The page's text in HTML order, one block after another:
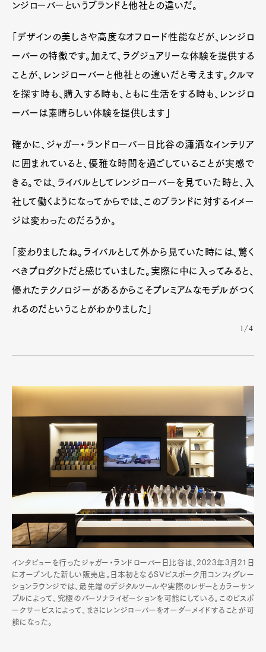
ンジローバーというブランドと他社との違いだ。
「デザインの美しさや高度なオフロード性能などが、レンジロ
ーバーの特徴です。加えて、ラグジュアリーな体験を提供する
ことが、レンジローバーと他社との違いだと考えます。クルマ
を探す時も、購入する時も、ともに生活をする時も、レンジロ
ーバーは素晴らしい体験を提供します」
確かに、ジャガー・ランドローバー日比谷の瀟洒なインテリア
に囲まれていると、優雅な時間を過ごしていることが実感で
きる。では、ライバルとしてレンジローバーを見ていた時と、入
社して働くようになってからでは、このブランドに対するイメー
ジは変わったのだろうか。
「変わりましたね。ライバルとして外から見ていた時には、驚く
べきプロダクトだと感じていました。実際に中に入ってみると、
優れたテクノロジーがあるからこそプレミアムなモデルがつく
れるのだということがわかりました」
1/4
インタビューを行ったジャガー・ランドローバー日比谷は、2023年3月21日
にオープンした新しい販売店。日本初となるSVビスポーク用コンフィグレー
ションラウンジでは、最先端のデジタルツールや実際のレザーとカラーサン
プルによって、究極のパーソナライゼーションを可能にしている。このビスポ
ークサービスによって、まさにレンジローバーをオーダーメイドすることが可
能になった。